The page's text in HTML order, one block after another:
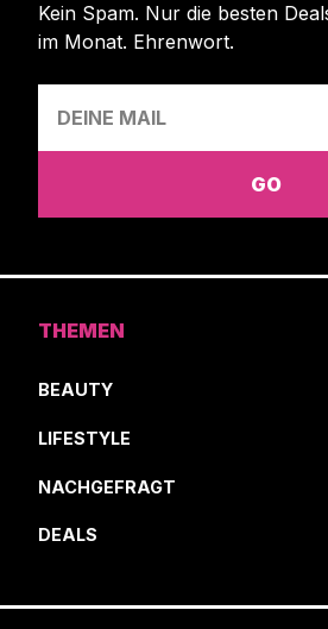
Kein Spam. Nur die besten
im Monat. Ehrenwort.
THEMEN
BEAUTY
LIFESTYLE
NACHGEFRAGT
DEALS